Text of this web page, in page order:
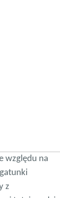
względu na
z